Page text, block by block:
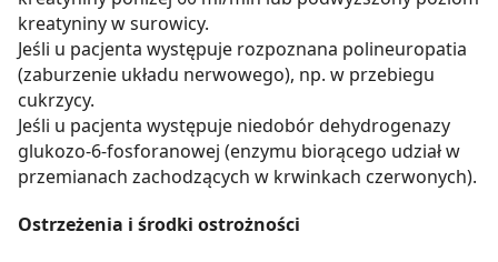
kreatyniny w surowicy.
Jeśli u pacjenta występuje rozpoznana polineuropatia
(zaburzenie układu nerwowego), np. w przebiegu
cukrzycy.
Jeśli u pacjenta występuje niedobór dehydrogenazy
glukozo-6-fosforanowej (enzymu biorącego udział w
przemianach zachodzących w krwinkach czerwonych).
Ostrzeżenia i środki ostrożności